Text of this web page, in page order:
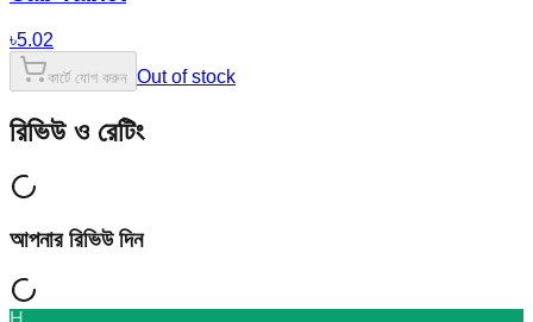
৳5.02
কার্টে যোগ করুন Out of stock
রিভিউ ও রেটিং
আপনার রিভিউ দিন